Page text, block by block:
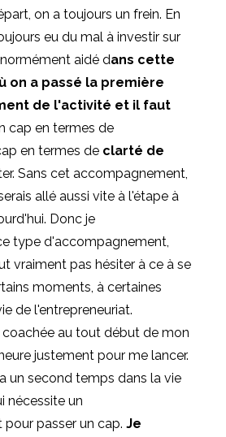
on a toujours un frein. En
eu du mal à investir sur
aidé dans cette
on a passé la première
de l'activité et il faut
cap en termes de
en termes de clarté de
Sans cet accompagnement,
allé aussi vite à l'étape à
Donc je
type d'accompagnement,
vraiment pas hésiter à ce à se
moments, à certaines
de l'entrepreneuriat.
coachée au tout début de mon
justement pour me lancer.
un second temps dans la vie
nécessite un
passer un cap. Je